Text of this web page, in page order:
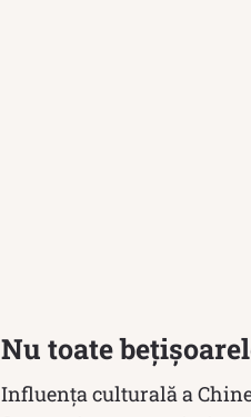
Nu toate
Influența culturală a